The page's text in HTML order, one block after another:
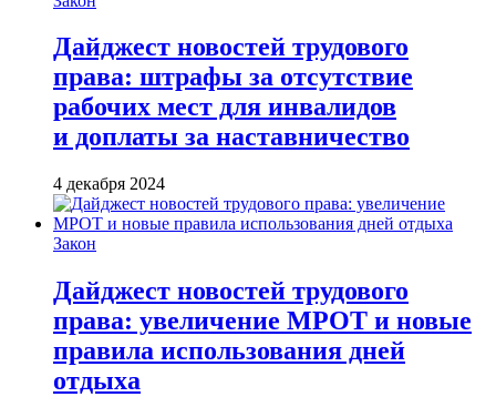
Дайджест новостей трудового
права: штрафы за отсутствие
рабочих мест для инвалидов
и доплаты за наставничество
4 декабря 2024
Закон
Дайджест новостей трудового
права: увеличение МРОТ и новые
правила использования дней
отдыха